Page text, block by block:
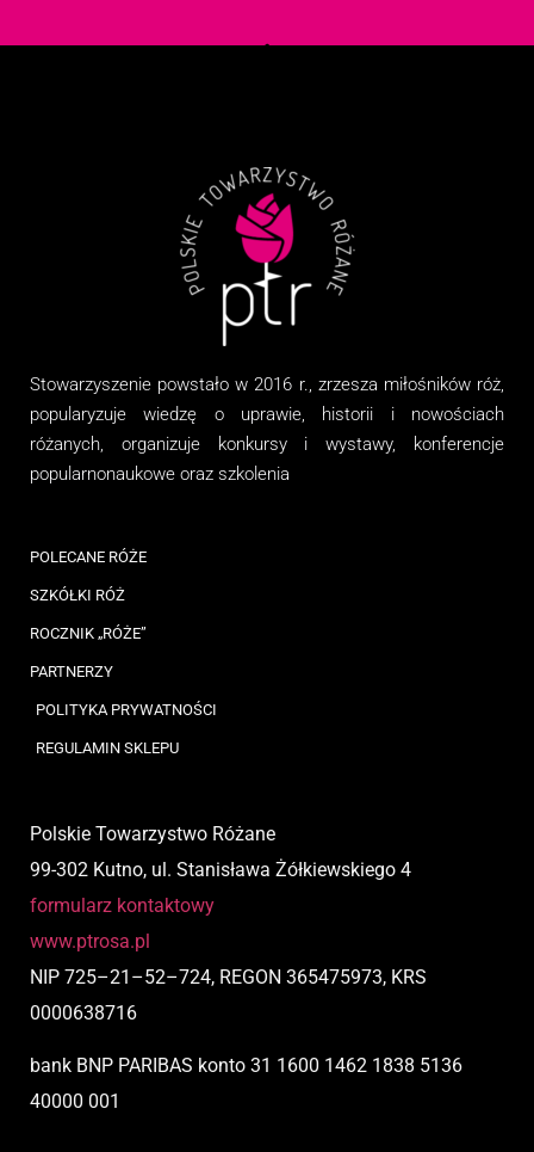
Stowarzyszenie powstało w 2016 r., zrzesza miłośników róż,
popularyzuje wiedzę o uprawie, historii i nowościach
różanych, organizujekonkursy i wystawy, konferencje
popularnonaukowe oraz szkolenia
POLECANE RÓŻE
SZKÓŁKI RÓŻ
ROCZNIK „RÓŻE”
PARTNERZY
POLITYKA PRYWATNOŚCI
REGULAMIN SKLEPU
Polskie Towarzystwo Różane
99-302 Kutno, ul. Stanisława Żółkiewskiego 4
formularz kontaktowy
www.ptrosa.pl
NIP 725–21 –52–724, REGON 365475973, KRS
0000638716
bank BNP PARIBAS konto 31 1600 1462 1838 5136
40000 001